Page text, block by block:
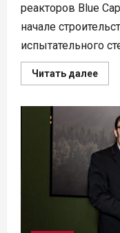
реакторов Blue
начале
испытательного
Читать далее
на